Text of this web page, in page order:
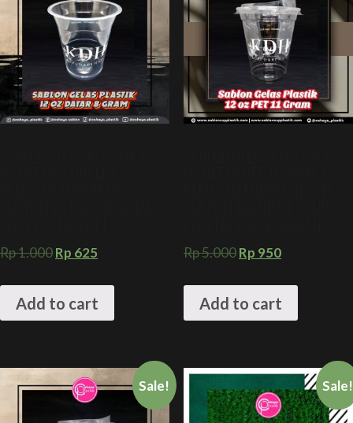
Rp1.000Rp 625
Add to cart
Rp5.000Rp 950
Add to cart
Sale! Sale!